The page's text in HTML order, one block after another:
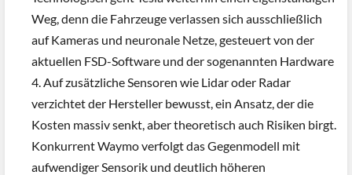
Weg, denn die Fahrzeuge verlassen sich ausschließlich
auf Kameras und neuronale Netze, gesteuert von der
aktuellen FSD-Software und der sogenannten Hardware
4. Auf zusätzliche Sensoren wie Lidar oder Radar
verzichtet der Hersteller bewusst, ein Ansatz, der die
Kosten massiv senkt, aber theoretisch auch Risiken birgt.
Konkurrent Waymo verfolgt das Gegenmodell mit
aufwendiger Sensorik und deutlich höheren